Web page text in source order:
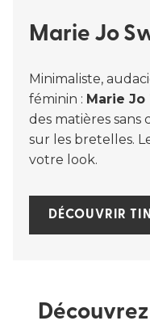
Marie Jo
Minimaliste,
féminin : Marie Jo
des matières
sur les bretelles.
votre look.
DÉCOUVRIR